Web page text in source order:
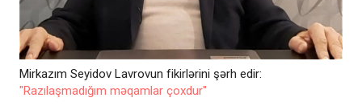
Mirkazım Seyidov Lavrovun fikirlərini şərh edir:
"Razılaşmadığım məqamlar çoxdur"